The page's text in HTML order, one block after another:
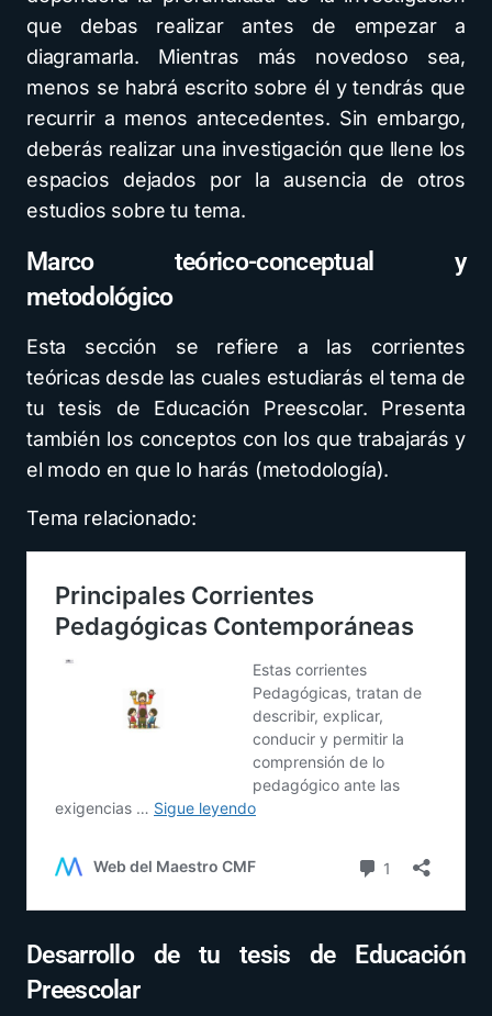
que debas realizar antes de empezar a
diagramarla. Mientras más novedoso sea,
menos se habrá escrito sobre él y tendrás que
recurrir a menos antecedentes. Sin embargo,
deberás realizar una investigación que llene los
espacios dejados por la ausencia de otros
estudios sobre tu tema.
Marco teórico-conceptual y
metodológico
Esta sección se refiere a las corrientes
teóricas desde las cuales estudiarás el tema de
tu tesis de Educación Preescolar. Presenta
también los conceptos con los que trabajarás y
el modo en que lo harás (metodología).
Tema relacionado:
Desarrollo de tu tesis de Educación
Preescolar